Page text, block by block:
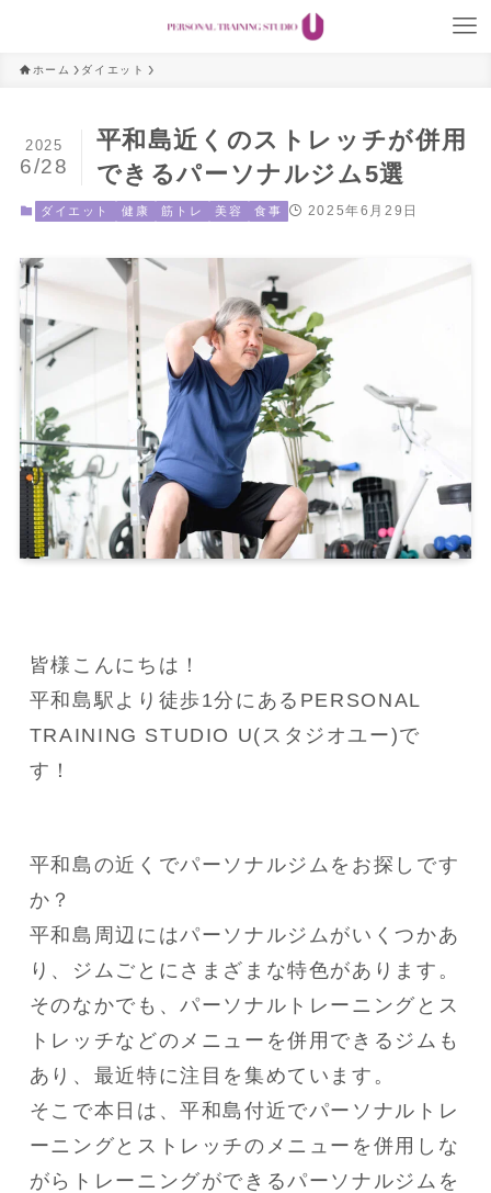
ホーム ダイエット
平和島近くのストレッチが併用
できるパーソナルジム5選
2025
6/28
ダイエット 健康 筋トレ 美容 食事 2025年6月29日
皆様こんにちは！
平和島駅より徒歩1分にあるPERSONAL
TRAINING STUDIO U(スタジオユー)で
す！
平和島の近くでパーソナルジムをお探しです
か？
平和島周辺にはパーソナルジムがいくつかあ
り、ジムごとにさまざまな特色があります。
そのなかでも、パーソナルトレーニングとス
トレッチなどのメニューを併用できるジムも
あり、最近特に注目を集めています。
そこで本日は、平和島付近でパーソナルトレ
ーニングとストレッチのメニューを併用しな
がらトレーニングができるパーソナルジムを